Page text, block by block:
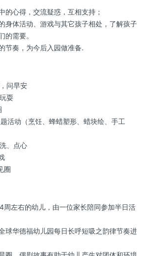
的心得，交流疑惑，互相支持；
身体活动、游戏与其它孩子相处，了解孩子
的需要。
节奏，为今后入园做准备.
问早安
耍
活动（烹饪、蜂蜡塑形、蜡块绘、手工
、点心
圈
周左右的幼儿，由一位家长陪同参加半日活
球华德福幼儿园每日长呼短吸之韵律节奏进